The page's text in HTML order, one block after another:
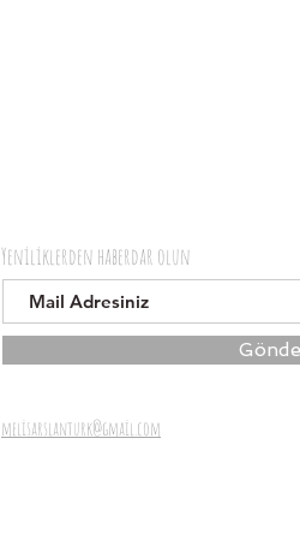
Yeniliklerden haberdar olun
melisarslanturk@gmail.com